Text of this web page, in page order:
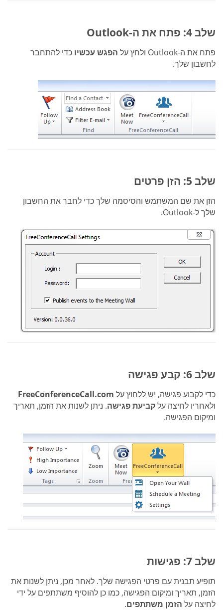
שלב 4: פתח את ה-Outlook
פתח את ה-Outlook ולחץ על הפגש עכשיו כדי להתחבר
לחשבון שלך.
שלב 5: הזן פרטים
הזן את שם המשתמש והסיסמה שלך כדי לחבר את החשבון
שלך ל-Outlook.
שלב 6: קבע פגישה
כדי לקבוע פגישה, יש ללחוץ על FreeConferenceCall.com
ולאחריו לחיצה עלקביעת פגישה. ניתן לשנות את הזמן, תאריך
ומיקום הפגישה.
שלב 7: פגישות
תופיע תבנית עם פרטי הפגישה שלך. לאחר מכן, ניתן לשנות את
הזמן, תאריך ומיקום הפגישה, כמו כן להוסיף משתתפים על ידי
לחיצה על הזמן משתתפים.